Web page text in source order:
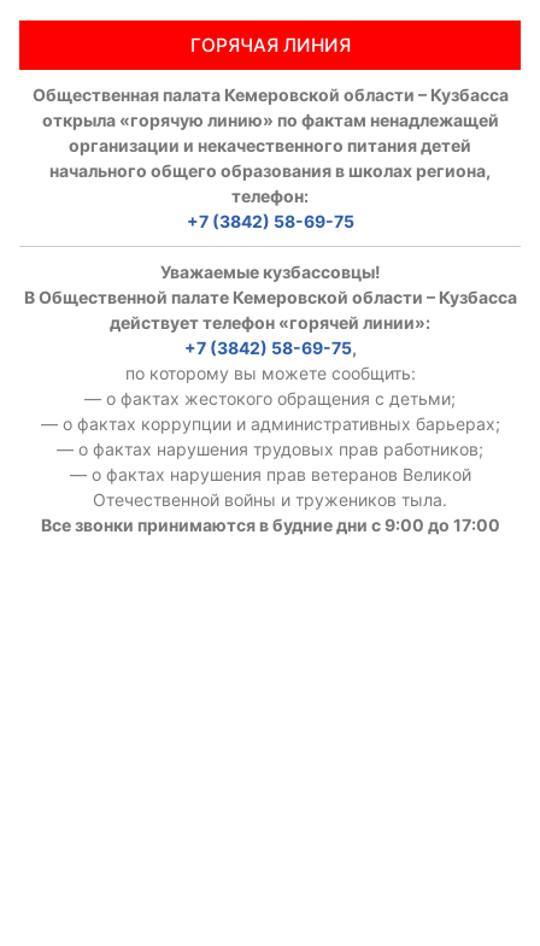
ГОРЯЧАЯ ЛИНИЯ
Общественная палата Кемеровской области – Кузбасса
открыла «горячую линию» по фактам ненадлежащей
организации и некачественного питания детей
начального общего образования в школах региона,
телефон:
+7 (3842) 58-69-75
Уважаемые кузбассовцы!
В Общественной палате Кемеровской области – Кузбасса
действует телефон «горячей линии»:
+7 (3842) 58-69-75,
по которому вы можете сообщить:
— о фактах жестокого обращения с детьми;
— о фактах коррупции и административных барьерах;
— о фактах нарушения трудовых прав работников;
— о фактах нарушения прав ветеранов Великой
Отечественной войны и тружеников тыла.
Все звонки принимаются в будние дни с 9:00 до 17:00